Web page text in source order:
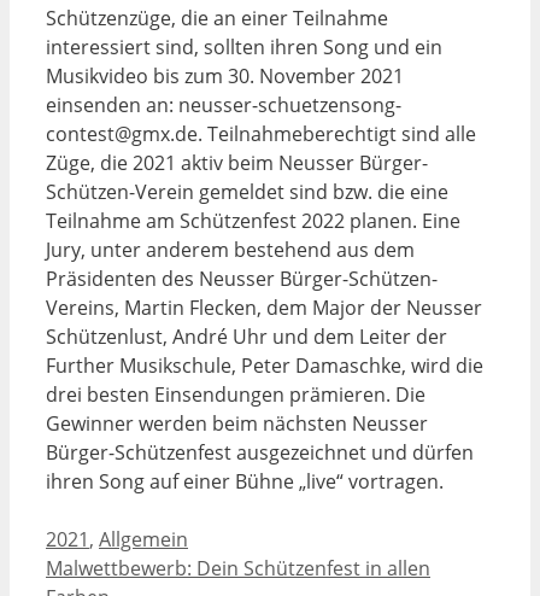
Schützenzüge, die an einer Teilnahme
interessiert sind, sollten ihren Song und ein
Musikvideo bis zum 30. November 2021
einsenden an: neusser-schuetzensong-
contest@gmx.de. Teilnahmeberechtigt sind alle
Züge, die 2021 aktiv beim Neusser Bürger-
Schützen-Verein gemeldet sind bzw. die eine
Teilnahme am Schützenfest 2022 planen. Eine
Jury, unter anderem bestehend aus dem
Präsidenten des Neusser Bürger-Schützen-
Vereins, Martin Flecken, dem Major der Neusser
Schützenlust, André Uhr und dem Leiter der
Further Musikschule, Peter Damaschke, wird die
drei besten Einsendungen prämieren. Die
Gewinner werden beim nächsten Neusser
Bürger-Schützenfest ausgezeichnet und dürfen
ihren Song auf einer Bühne „live“ vortragen.
Kategorien
2021, Allgemein
Malwettbewerb: Dein Schützenfest in allen